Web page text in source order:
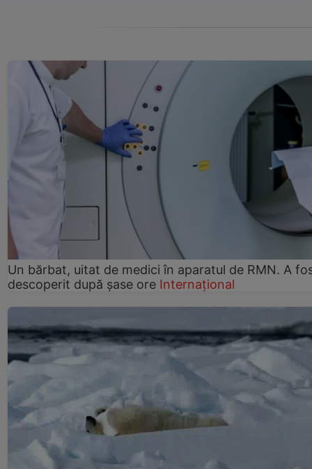
Un bărbat, uitat de medici în aparatul de RMN. A
descoperit după șase ore Internațional